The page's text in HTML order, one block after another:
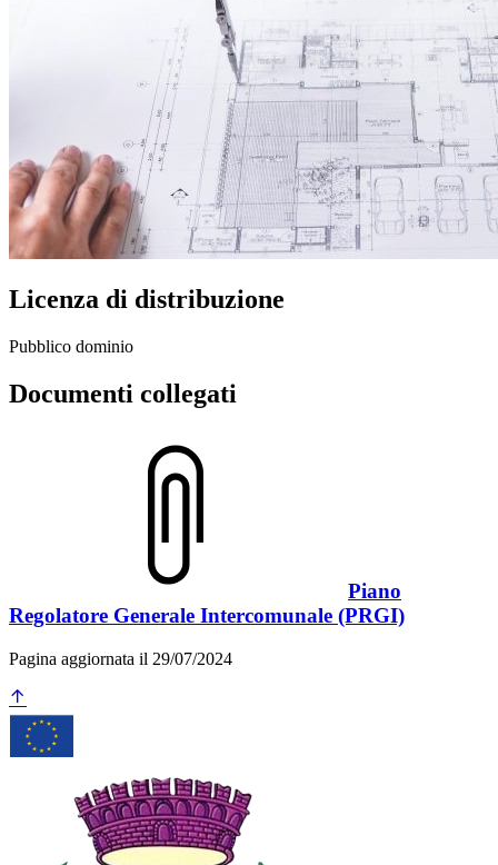
Licenza di distribuzione
Pubblico dominio
Documenti collegati
Piano
Regolatore Generale Intercomunale (PRGI)
Pagina aggiornata il 29/07/2024